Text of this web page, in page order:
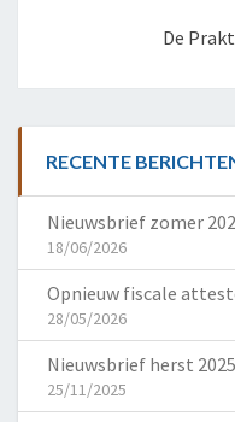
De
RECENTE
Nieuwsbrief zomer
18/06/2026
Opnieuw fiscale
28/05/2026
Nieuwsbrief herst
25/11/2025